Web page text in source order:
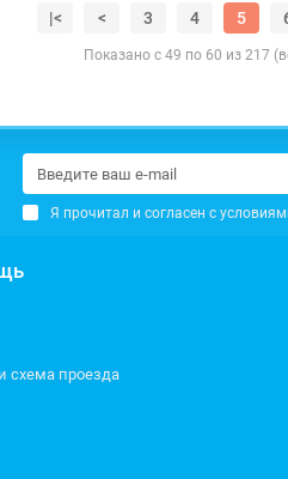
|< < 3 4 5
Показано с 49 по 60 из 217
Я прочитал и согласен с
схема проезда